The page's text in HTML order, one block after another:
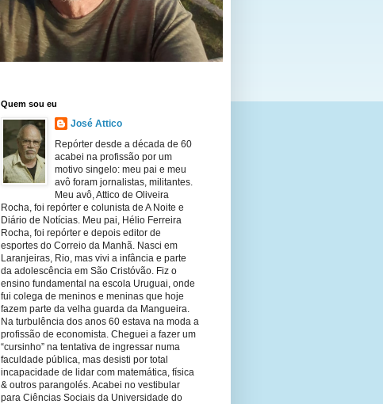
Quem sou eu
José Attico
Repórter desde a década de 60
acabei na profissão por um
motivo singelo: meu pai e meu
avô foram jornalistas, militantes.
Meu avô, Attico de Oliveira
Rocha, foi repórter e colunista de A Noite e
Diário de Notícias. Meu pai, Hélio Ferreira
Rocha, foi repórter e depois editor de
esportes do Correio da Manhã. Nasci em
Laranjeiras, Rio, mas vivi a infância e parte
da adolescência em São Cristóvão. Fiz o
ensino fundamental na escola Uruguai, onde
fui colega de meninos e meninas que hoje
fazem parte da velha guarda da Mangueira.
Na turbulência dos anos 60 estava na moda a
profissão de economista. Cheguei a fazer um
“cursinho” na tentativa de ingressar numa
faculdade pública, mas desisti por total
incapacidade de lidar com matemática, física
& outros parangolés. Acabei no vestibular
para Ciências Sociais da Universidade do